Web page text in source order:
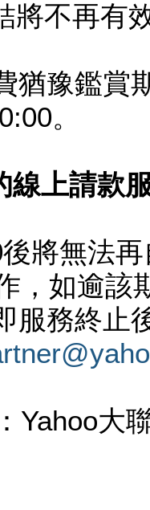
將不再有
猶豫鑑賞
。
線上請款
將無法
，如逾該
服務終止
Yahoo大